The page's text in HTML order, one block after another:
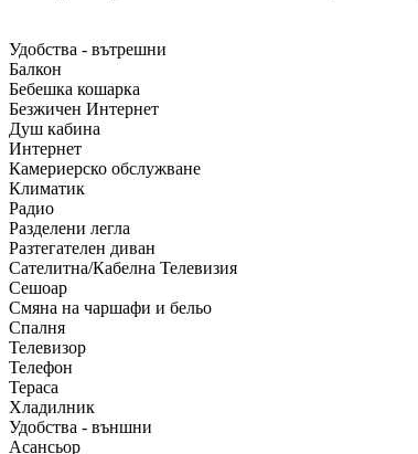
Удобства - вътрешни
Балкон
Бебешка кошарка
Безжичен Интернет
Душ кабина
Интернет
Камериерско обслужване
Климатик
Радио
Разделени легла
Разтегателен диван
Сателитна/Кабелна Телевизия
Сешоар
Смяна на чаршафи и бельо
Спалня
Телевизор
Телефон
Тераса
Хладилник
Удобства - външни
Асансьор